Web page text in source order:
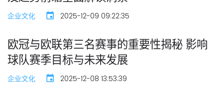
企业文化 2025-12-09 09:22:35
欧冠与欧联第三名赛事的重要性揭秘 影响
球队赛季目标与未来发展
企业文化 2025-12-08 13:53:39